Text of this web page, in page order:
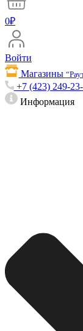
0₽
Войти
Магазины
+7 (423) 249-
Информация